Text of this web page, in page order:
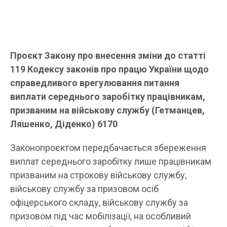
Проєкт Закону про внесення зміни до статті
119 Кодексу законів про працю України щодо
справедливого врегулювання питання
виплати середнього заробітку працівникам,
призваним на військову службу (Гетманцев,
Ляшенко, Діденко) 6170
Законопроєктом передбачається збереження
виплат середнього заробітку лише працівникам
призваним на строкову військову службу,
військову службу за призовом осіб
офіцерського складу, військову службу за
призовом під час мобілізації, на особливий